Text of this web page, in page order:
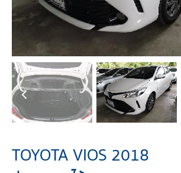
TOYOTA VIOS 2018